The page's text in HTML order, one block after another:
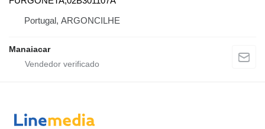
Portugal, ARGONCILHE
Manaiacar